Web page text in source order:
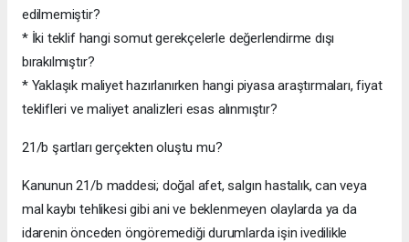
edilmemiştir?
* İki teklif hangi somut gerekçelerle değerlendirme dışı
bırakılmıştır?
* Yaklaşık maliyet hazırlanırken hangi piyasa araştırmaları, fiyat
teklifleri ve maliyet analizleri esas alınmıştır?
21/b şartları gerçekten oluştu mu?
Kanunun 21/b maddesi; doğal afet, salgın hastalık, can veya
mal kaybı tehlikesi gibi ani ve beklenmeyen olaylarda ya da
idarenin önceden öngöremediği durumlarda işin ivedilikle